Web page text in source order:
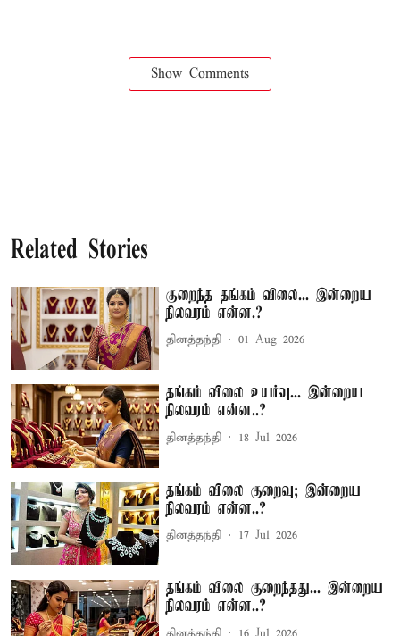
Show Comments
Related Stories
குறைந்த தங்கம் விலை... இன்றைய
நிலவரம் என்ன.?
தினத்தந்தி 01 Aug 2026
தங்கம் விலை உயர்வு... இன்றைய
நிலவரம் என்ன..?
தினத்தந்தி 18 Jul 2026
தங்கம் விலை குறைவு; இன்றைய
நிலவரம் என்ன..?
தினத்தந்தி 17 Jul 2026
தங்கம் விலை குறைந்தது... இன்றைய
நிலவரம் என்ன..?